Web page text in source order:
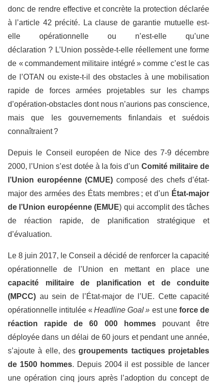
donc de rendre effective et concrète la protection déclarée
à l’article 42 précité. La clause de garantie mutuelle est-
elle opérationnelle ou n’est-elle qu’une
déclaration ? L’Union possède-t-elle réellement une forme
de « commandement militaire intégré » comme c’est le cas
de l’OTAN ou existe-t-il des obstacles à une mobilisation
rapide de forces armées projetables sur les champs
d’opération-obstacles dont nous n’aurions pas conscience,
mais que les gouvernements finlandais et suédois
connaîtraient ?
Depuis le Conseil européen de Nice des 7-9 décembre
2000, l’Union s’est dotée à la fois d’un Comité militaire de
l’Union européenne (CMUE) composé des chefs d’état-
major des armées des États membres ; et d’un État-major
de l’Union européenne (EMUE) qui accomplit des tâches
de réaction rapide, de planification stratégique et
d’évaluation.
Le 8 juin 2017, le Conseil a décidé de renforcer la capacité
opérationnelle de l’Union en mettant en place une
capacité militaire de planification et de conduite
(MPCC) au sein de l’État-major de l’UE. Cette capacité
opérationnelle intitulée «Headline Goal » est une force de
réaction rapide de 60 000 hommespouvant être
déployée dans un délai de 60 jours et pendant une année,
s’ajoute à elle, desgroupements tactiques projetables
de 1500 hommes. Depuis 2004 il est possible de lancer
une opération cinq jours après l’adoption du concept de